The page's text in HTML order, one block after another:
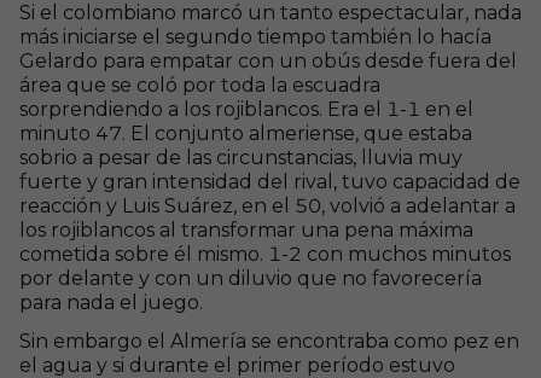
Si el colombiano marcó un tanto espectacular, nada
más iniciarse el segundo tiempo también lo hacía
Gelardo para empatar con un obús desde fuera del
área que se coló por toda la escuadra
sorprendiendo a los rojiblancos. Era el 1-1 en el
minuto 47. El conjunto almeriense, que estaba
sobrio a pesar de las circunstancias, lluvia muy
fuerte y gran intensidad del rival, tuvo capacidad de
reacción y Luis Suárez, en el 50, volvió a adelantar a
los rojiblancos al transformar una pena máxima
cometida sobre él mismo. 1-2 con muchos minutos
por delante y con un diluvio que no favorecería
para nada el juego.
Sin embargo el Almería se encontraba como pez en
el agua y si durante el primer período estuvo